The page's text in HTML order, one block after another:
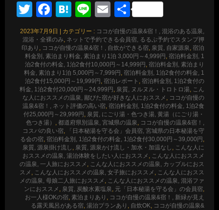
TwitterFacebook
Hatena
LineEmail
共
有
2023年7月9日 カテゴリー : ココが自慢の温泉&宿！, 混浴のある温泉,
混浴・全裸のみ, ネットで予約できる会員宿, るるぶ予約でスタンプ押
印あり , ココが自慢の温泉&宿！, 自炊ができる宿, 泉質, 自家源泉, 宿泊
料金別, 素泊まり料金, 素泊まり1泊 3,000円～4,999円 , 宿泊料金別, 1
泊2食付の料金, 1泊2食付10,000円～14,999円 , 宿泊料金別, 素泊まり
料金, 素泊まり1泊 5,000円～7,999円 , 宿泊料金別, 1泊2食付の料金, 1
泊2食付15,000円～19,999円 , 宿泊レポート , 宿泊料金別, 1泊2食付の
料金, 1泊2食付20,000円～24,999円 , 泉質, ヌルヌル・トロトロ湯, こん
な人におススメの温泉, 鄙びた宿が好きな人におススメ , ココが自慢の
温泉&宿！, ネット評価の高い宿, 宿泊料金別, 1泊2食付の料金, 1泊2食
付25,000円～29,999円 , 泉質, にごり湯・色つき湯, 黄湯（にごり湯・
色つき湯） , 都道府県別温泉, 宮城県の温泉, ココが自慢の温泉&宿！,
コスパの良い宿,
「日本秘湯を守る会」会員宿, 宮城県の日本秘湯を守
る会の宿, 宿泊料金別, 1泊2食付の料金, 1泊2食付30,000円～39,000円 ,
泉質, 源泉掛け流し , 泉質, 源泉かけ流し・加水・加温なし , こんな人に
おススメの温泉, 湯治体験をしたい人におススメ , こんな人におススメ
の温泉, 一人旅におススメ , こんな人におススメの温泉, カップルにおス
スメ , こんな人におススメの温泉, 女子旅におススメ , こんな人におスス
メの温泉, 母娘二人旅におススメ , こんな人におススメの温泉, 混浴ファ
ンにおススメ , 泉質, 炭酸水素塩泉, 元「日本秘湯を守る会」の会員宿,
お一人様OKの宿, 素泊まりあり , ココが自慢の温泉&宿！, 新緑が見え
る露天風呂がある宿, 湯治プランあり , 自炊OK, ココが自慢の温泉&